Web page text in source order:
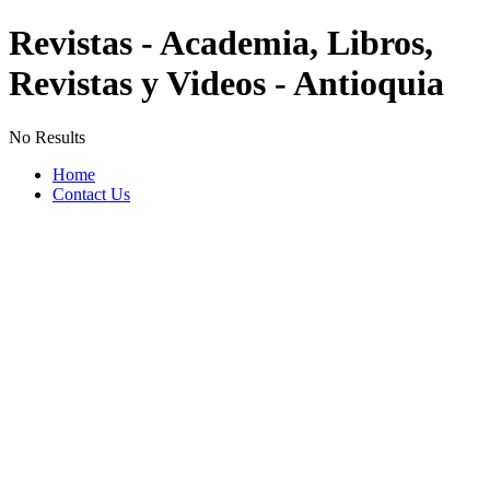
Revistas - Academia, Libros,
Revistas y Videos - Antioquia
No Results
Home
Contact Us